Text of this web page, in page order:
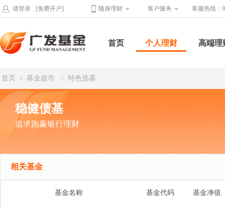
请登录 [免费开户] 随身理财 客户服务 客服热线：
首页 个人理财 高端理
首页 > 基金超市 > 特色选基
稳健债基
追求跑赢银行理财
相关基金
基金名称 基金代码 基金净值